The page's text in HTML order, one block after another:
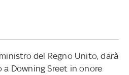
del Regno Unito, darà
Downing Sreet in onore